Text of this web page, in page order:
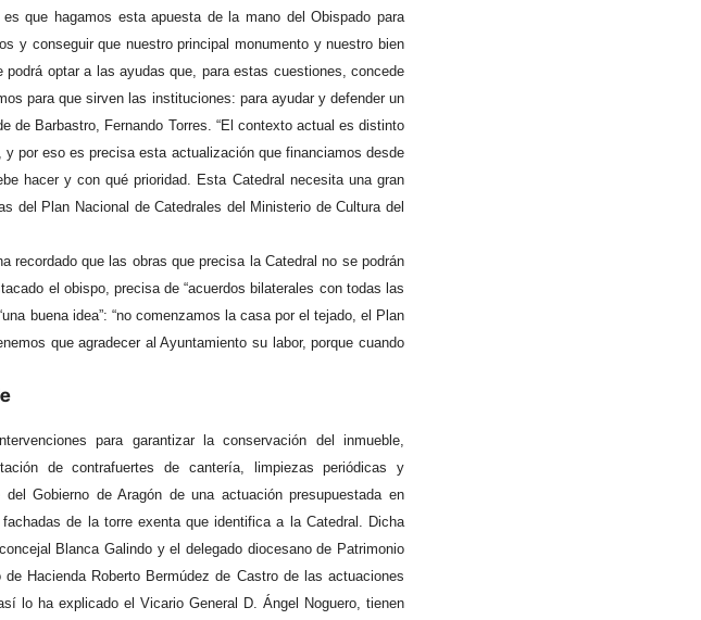
que hagamos esta apuesta de la mano del Obispado para
y conseguir que nuestro principal monumento y nuestro bien
optar a las ayudas que, para estas cuestiones, concede
para que sirven las instituciones: para ayudar y defender un
de Barbastro, Fernando Torres. “El contexto actual es distinto
por eso es precisa esta actualización que financiamos desde
hacer y con qué prioridad. Esta Catedral necesita una gran
del Plan Nacional de Catedrales del Ministerio de Cultura del
que las obras que precisa la Catedral no se podrán
el obispo, precisa de “acuerdos bilaterales con todas las
buena idea”: “no comenzamos la casa por el tejado, el Plan
que agradecer al Ayuntamiento su labor, porque cuando
para garantizar la conservación del inmueble,
de contrafuertes de cantería, limpiezas periódicas y
Gobierno de Aragón de una actuación presupuestada en
de la torre exenta que identifica a la Catedral. Dicha
Blanca Galindo y el delegado diocesano de Patrimonio
Hacienda Roberto Bermúdez de Castro de las actuaciones
lo ha explicado el Vicario General D. Ángel Noguero, tienen